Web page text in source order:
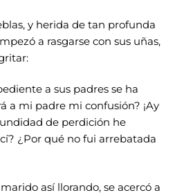
y herida de tan profunda
a rasgarse con sus uñas,
a sus padres se ha
a mi padre mi confusión? ¡Ay
de perdición he
¿Por qué no fui arrebatada
así llorando, se acercó a